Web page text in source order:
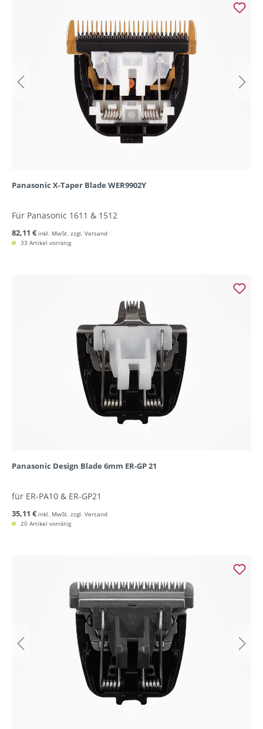
Panasonic X-Taper Blade WER9902Y
Für Panasonic 1611 & 1512
82,11 € inkl. MwSt. zzgl. Versand
33 Artikel vorrätig
Panasonic Design Blade 6mm ER-GP 21
für ER-PA10 & ER-GP21
35,11 € inkl. MwSt. zzgl. Versand
20 Artikel vorrätig